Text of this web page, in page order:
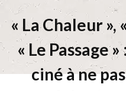
« La Chaleur »,
« Le Passage
ciné à ne